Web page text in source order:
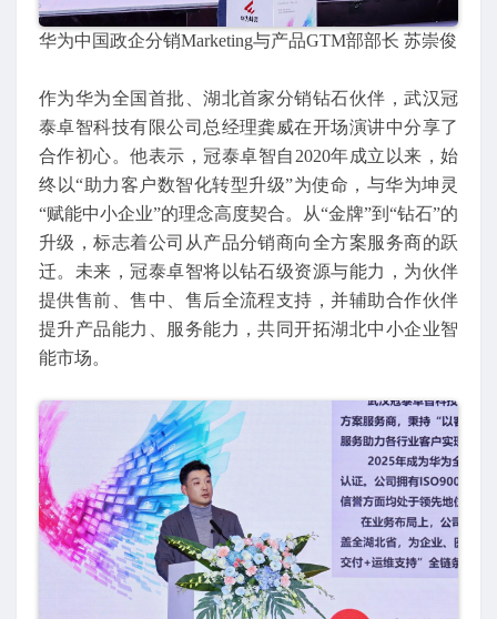
华为中国政企分销Marketing与产品GTM部部长 苏崇俊
作为华为全国首批、湖北首家分销钻石伙伴，武汉冠
泰卓智科技有限公司总经理龚威在开场演讲中分享了
合作初心。他表示，冠泰卓智自2020年成立以来，始
终以“助力客户数智化转型升级”为使命，与华为坤灵
“赋能中小企业”的理念高度契合。从“金牌”到“钻石”的
升级，标志着公司从产品分销商向全方案服务商的跃
迁。未来，冠泰卓智将以钻石级资源与能力，为伙伴
提供售前、售中、售后全流程支持，并辅助合作伙伴
提升产品能力、服务能力，共同开拓湖北中小企业智
能市场。